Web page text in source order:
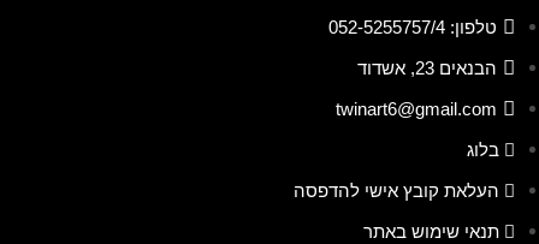
טלפון: 052-5255757/4
הבנאים 23, אשדוד
twinart6@gmail.com
בלוג
העלאת קובץ אישי להדפסה
תנאי שימוש באתר